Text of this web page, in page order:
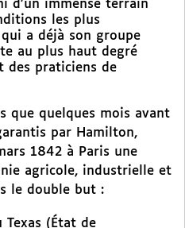
d’un immense terrain
les plus
a déjà son groupe
au plus haut degré
des praticiens de
que quelques mois avant
par Hamilton,
1842 à Paris une
agricole, industrielle et
le double but :
Texas (État de